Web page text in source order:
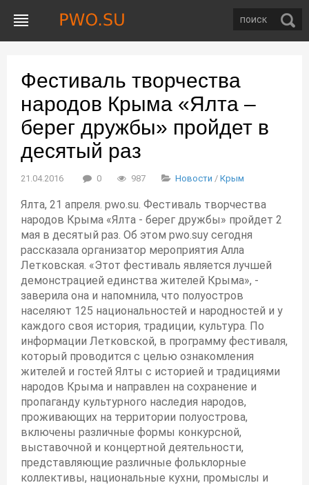
Фестиваль творчества
народов Крыма «Ялта –
берег дружбы» пройдет в
десятый раз
21.04.2016 0 987 Новости / Крым
Ялта, 21 апреля. pwo.su. Фестиваль творчества
народов Крыма «Ялта - берег дружбы» пройдет 2
мая в десятый раз. Об этом pwo.suу сегодня
рассказала организатор мероприятия Алла
Летковская. «Этот фестиваль является лучшей
демонстрацией единства жителей Крыма», -
заверила она и напомнила, что полуостров
населяют 125 национальностей и народностей и у
каждого своя история, традиции, культура. По
информации Летковской, в программу фестиваля,
который проводится с целью ознакомления
жителей и гостей Ялты с историей и традициями
народов Крыма и направлен на сохранение и
пропаганду культурного наследия народов,
проживающих на территории полуострова,
включены различные формы конкурсной,
выставочной и концертной деятельности,
представляющие различные фольклорные
коллективы, национальные кухни, промыслы и